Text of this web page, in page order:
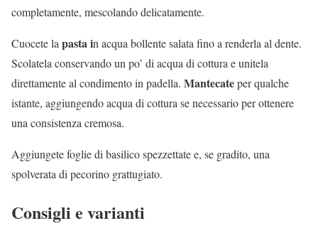
completamente, mescolando delicatamente.
Cuocete la pasta in acqua bollente salata fino a renderla al dente.
Scolatela conservando un po’ di acqua di cottura e unitela
direttamente al condimento in padella. Mantecateper qualche
istante, aggiungendo acqua di cottura se necessario per ottenere
una consistenza cremosa.
Aggiungete foglie di basilico spezzettate e, se gradito, una
spolverata di pecorino grattugiato.
Consigli e varianti